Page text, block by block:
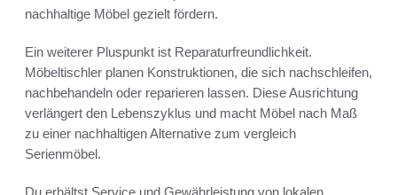
nachhaltige Möbel gezielt fördern.
Ein weiterer Pluspunkt ist Reparaturfreundlichkeit.
Möbeltischler planen Konstruktionen, die sich nachschleifen,
nachbehandeln oder reparieren lassen. Diese Ausrichtung
verlängert den Lebenszyklus und macht Möbel nach Maß
zu einer nachhaltigen Alternative zum vergleich
Serienmöbel.
Du erhältst Service und Gewährleistung von lokalen